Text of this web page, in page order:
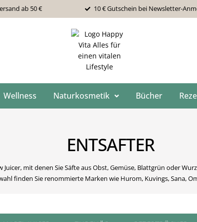
ab 50 € 10 € Gutschein bei Newsletter-
Wellness Naturkosmetik Bücher
ENTSAFTER
Juicer, mit denen Sie Säfte aus Obst, Gemüse, Blattgrün oder
finden Sie renommierte Marken wie Hurom, Kuvings, Sana,